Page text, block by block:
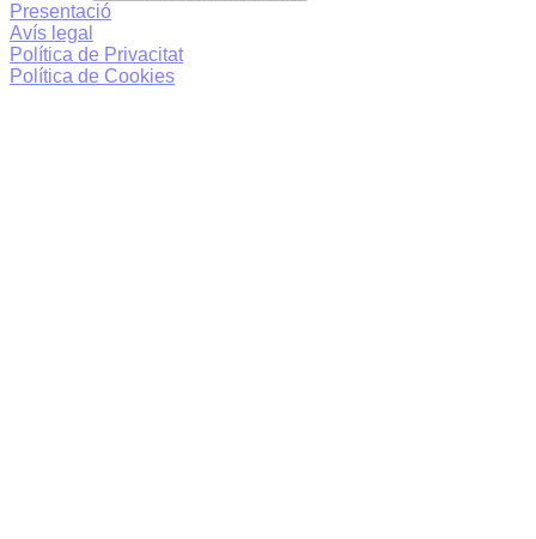
Presentació
Avís legal
Política de Privacitat
Política de Cookies